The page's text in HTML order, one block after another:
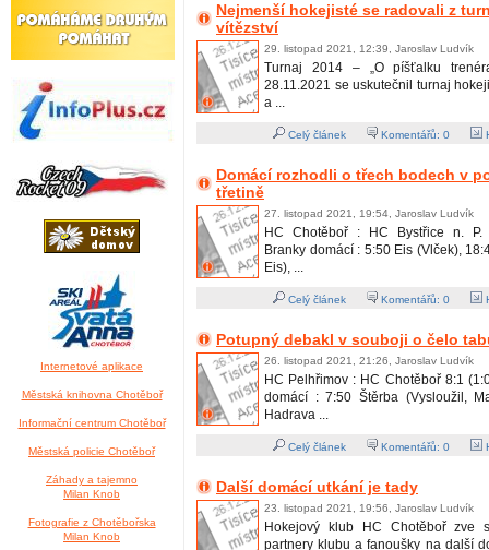
Internetové aplikace
Městská knihovna Chotěboř
Informační centrum Chotěboř
Městská policie Chotěboř
Záhady a tajemno
Milan Knob
Fotografie z Chotěbořska
Milan Knob
Nejmenší hokejisté se radovali z
vítězství
29. listopad 2021, 12:39, Jaroslav Ludvík
Turnaj 2014 – „O píšťalku
28.11.2021 se uskutečnil turnaj
a ...
Celý článek Komentářů: 0
Domácí rozhodli o třech bodech v
třetině
27. listopad 2021, 19:54, Jaroslav Ludvík
HC Chotěboř : HC Bystřice n. P.
Branky domácí : 5:50 Eis (Vlček),
Eis), ...
Celý článek Komentářů: 0
Potupný debakl v souboji o čelo
26. listopad 2021, 21:26, Jaroslav Ludvík
HC Pelhřimov : HC Chotěboř 8:1
domácí : 7:50 Štěrba (Vysloužil,
Hadrava ...
Celý článek Komentářů: 0
Další domácí utkání je tady
23. listopad 2021, 19:56, Jaroslav Ludvík
Hokejový klub HC Chotěboř zve
partnery klubu a fanoušky na další